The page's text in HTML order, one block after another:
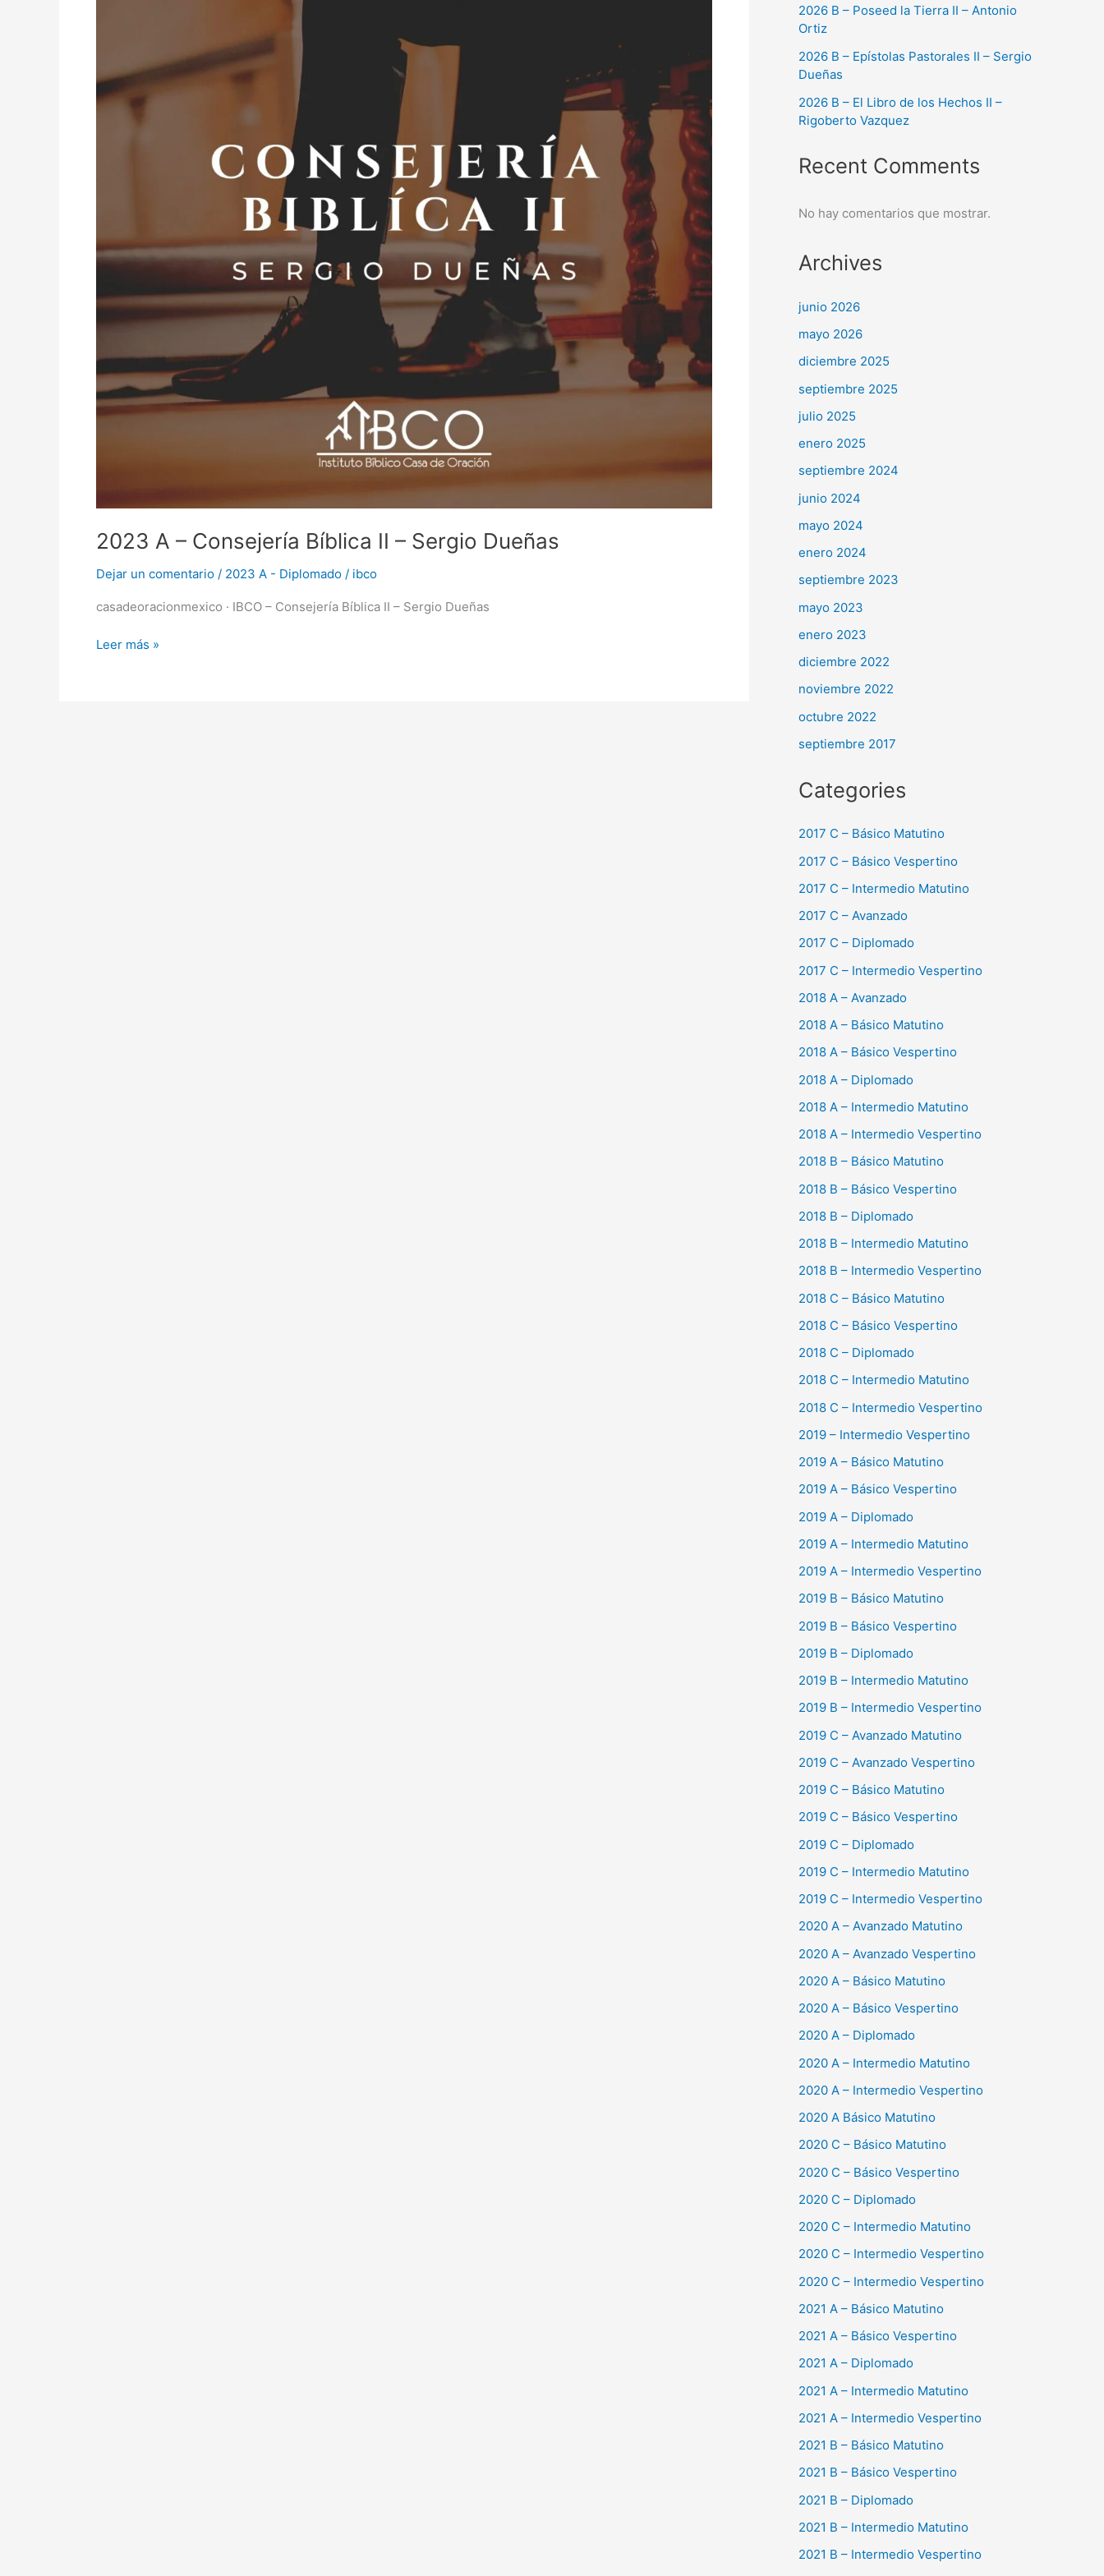
2023 A – Consejería Bíblica II – Sergio Dueñas
Dejar un comentario / 2023 A - Diplomado / ibco
casadeoracionmexico · IBCO – Consejería Bíblica II – Sergio Dueñas
Leer más »
2026 B – Poseed la Tierra II – Antonio
Ortiz
2026 B – Epístolas Pastorales II – Sergio
Dueñas
2026 B – El Libro de los Hechos II –
Rigoberto Vazquez
Recent Comments
No hay comentarios que mostrar.
Archives
junio 2026
mayo 2026
diciembre 2025
septiembre 2025
julio 2025
enero 2025
septiembre 2024
junio 2024
mayo 2024
enero 2024
septiembre 2023
mayo 2023
enero 2023
diciembre 2022
noviembre 2022
octubre 2022
septiembre 2017
Categories
2017 C – Básico Matutino
2017 C – Básico Vespertino
2017 C – Intermedio Matutino
2017 C – Avanzado
2017 C – Diplomado
2017 C – Intermedio Vespertino
2018 A – Avanzado
2018 A – Básico Matutino
2018 A – Básico Vespertino
2018 A – Diplomado
2018 A – Intermedio Matutino
2018 A – Intermedio Vespertino
2018 B – Básico Matutino
2018 B – Básico Vespertino
2018 B – Diplomado
2018 B – Intermedio Matutino
2018 B – Intermedio Vespertino
2018 C – Básico Matutino
2018 C – Básico Vespertino
2018 C – Diplomado
2018 C – Intermedio Matutino
2018 C – Intermedio Vespertino
2019 – Intermedio Vespertino
2019 A – Básico Matutino
2019 A – Básico Vespertino
2019 A – Diplomado
2019 A – Intermedio Matutino
2019 A – Intermedio Vespertino
2019 B – Básico Matutino
2019 B – Básico Vespertino
2019 B – Diplomado
2019 B – Intermedio Matutino
2019 B – Intermedio Vespertino
2019 C – Avanzado Matutino
2019 C – Avanzado Vespertino
2019 C – Básico Matutino
2019 C – Básico Vespertino
2019 C – Diplomado
2019 C – Intermedio Matutino
2019 C – Intermedio Vespertino
2020 A – Avanzado Matutino
2020 A – Avanzado Vespertino
2020 A – Básico Matutino
2020 A – Básico Vespertino
2020 A – Diplomado
2020 A – Intermedio Matutino
2020 A – Intermedio Vespertino
2020 A Básico Matutino
2020 C – Básico Matutino
2020 C – Básico Vespertino
2020 C – Diplomado
2020 C – Intermedio Matutino
2020 C – Intermedio Vespertino
2020 C – Intermedio Vespertino
2021 A – Básico Matutino
2021 A – Básico Vespertino
2021 A – Diplomado
2021 A – Intermedio Matutino
2021 A – Intermedio Vespertino
2021 B – Básico Matutino
2021 B – Básico Vespertino
2021 B – Diplomado
2021 B – Intermedio Matutino
2021 B – Intermedio Vespertino